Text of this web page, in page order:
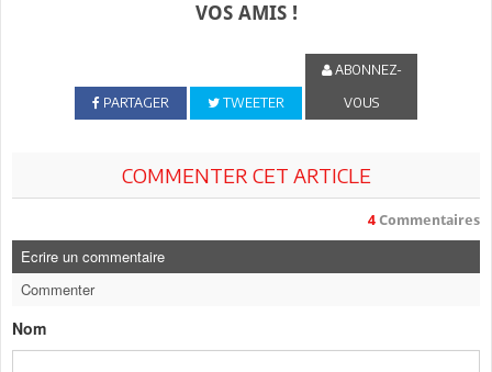
VOS AMIS !
PARTAGER TWEETER
ABONNEZ-
VOUS
COMMENTER CET ARTICLE
4 Commentaires
Ecrire un commentaire
Commenter
Nom